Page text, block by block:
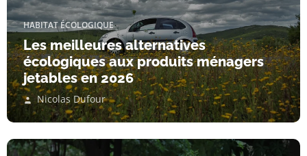
HABITAT ÉCOLOGIQUE
Les meilleures alternatives
écologiques aux produits ménagers
jetables en 2026
Nicolas Dufour